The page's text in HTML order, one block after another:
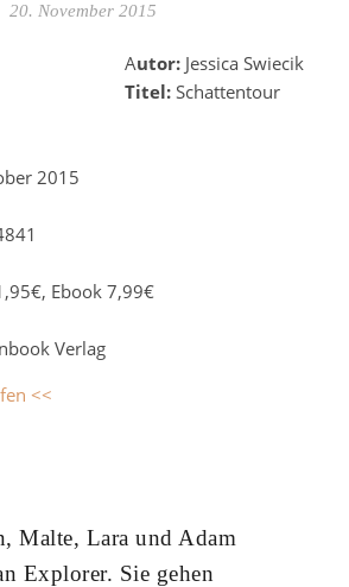
20. November 2015
Autor: Jessica Swiecik
Titel: Schattentour
2015
Ebook 7,99€
Verlag
<<
Malte, Lara und Adam
Explorer. Sie gehen